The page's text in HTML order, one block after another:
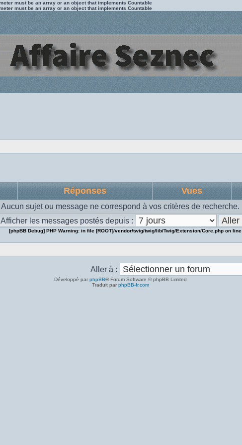
must be an array or an object that implements Countable
must be an array or an object that implements Countable
Réponses Vues
Aucun sujet ou message ne correspond à vos critères de recherche.
Afficher les messages postés depuis :
[phpBB Debug] PHP Warning: in file [ROOT]/vendor/twig/twig/lib/Twig/Extension/Core.php on line
Aller à :
Développé par phpBB® Forum Software © phpBB Limited
Traduit par phpBB-fr.com